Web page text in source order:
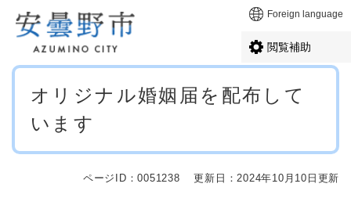
メニューを飛ばして本文へ Foreign language
閲覧補助
本
オリジナル婚姻届を配布して
います
ページID：0051238 更新日：2024年10月10日更新